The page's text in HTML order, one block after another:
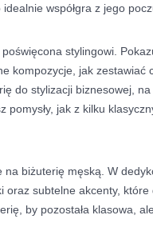
współgra z jego
stylingowi.
kompozycje, jak zestawiać
do stylizacji biznesowej,
pomysły, jak z kilku
biżuterię męską. W
subtelne akcenty, które
by pozostała klasowa,